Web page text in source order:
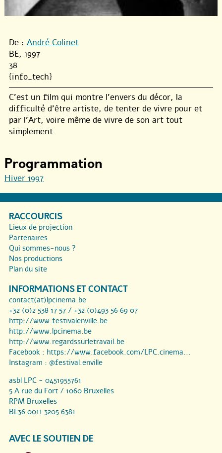
De : André Colinet
BE, 1997
38
{info_tech}
C’est un film qui montre l’envers du décor, la
difficulté d’être artiste, de tenter de vivre pour et
par l’Art, voire même de vivre de son art tout
simplement.
Programmation
Hiver 1997
RACCOURCIS
Lieux de projection
Partenaires
Qui sommes-nous ?
Nos productions
Plan du site
INFORMATIONS ET CONTACT
contact(at)lpcinema.be
+32 (0)2 538 17 57 / +32 (0)493 56 69 07
http://www.festivalenville.be
http://www.lpcinema.be
http://www.regardssurletravail.be
Facebook : https://www.facebook.com/LPC.cinema...
Instagram : @festival.enville
asbl LPC - 0451955761
5 A rue du Fort / 1060 Bruxelles
RPM Bruxelles
BE36 0011 3205 6381
AVEC LE SOUTIEN DE